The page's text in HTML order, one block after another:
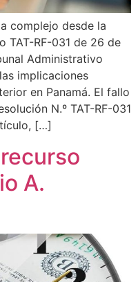
complejo desde la
TAT-RF-031 de 26 de
Administrativo
implicaciones
en Panamá. El fallo
N.º TAT-RF-031
[…]
A.